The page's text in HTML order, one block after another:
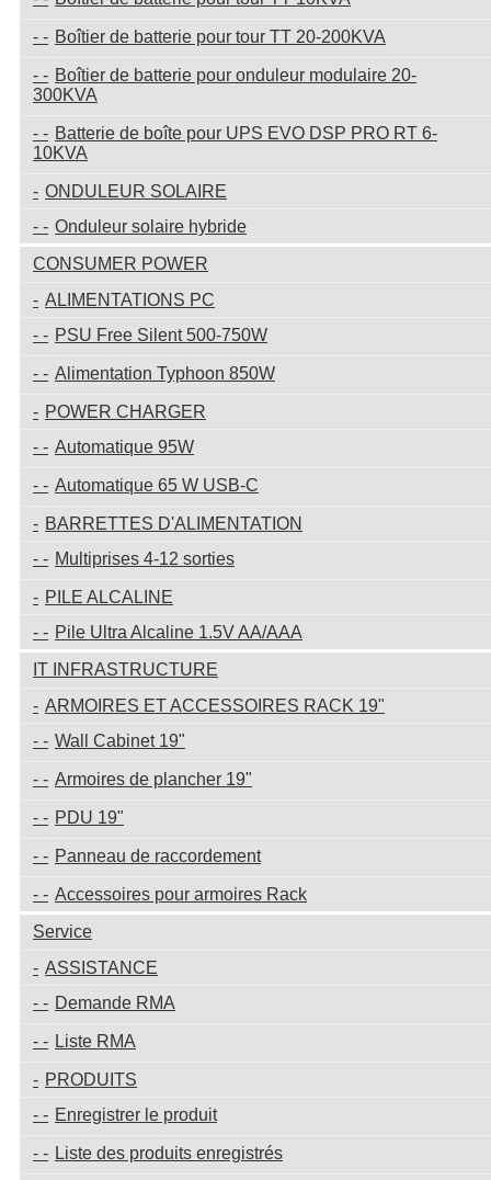
Boîtier de batterie pour tour TT 20-200KVA
Boîtier de batterie pour onduleur modulaire 20-
300KVA
Batterie de boîte pour UPS EVO DSP PRO RT 6-
10KVA
ONDULEUR SOLAIRE
Onduleur solaire hybride
CONSUMER POWER
ALIMENTATIONS PC
PSU Free Silent 500-750W
Alimentation Typhoon 850W
POWER CHARGER
Automatique 95W
Automatique 65 W USB-C
BARRETTES D'ALIMENTATION
Multiprises 4-12 sorties
PILE ALCALINE
Pile Ultra Alcaline 1.5V AA/AAA
IT INFRASTRUCTURE
ARMOIRES ET ACCESSOIRES RACK 19"
Wall Cabinet 19"
Armoires de plancher 19"
PDU 19"
Panneau de raccordement
Accessoires pour armoires Rack
Service
ASSISTANCE
Demande RMA
Liste RMA
PRODUITS
Enregistrer le produit
Liste des produits enregistrés